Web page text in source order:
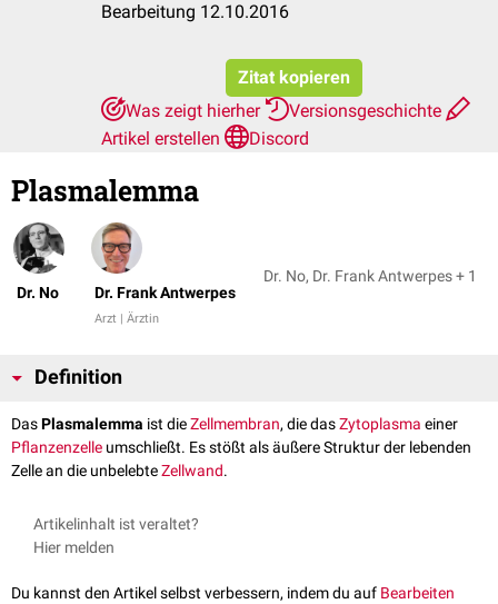
Bearbeitung 12.10.2016
Zitat kopieren
Was zeigt hierher
Versionsgeschichte
Artikel erstellen
Discord
Plasmalemma
Dr. No Dr. Frank Antwerpes
Arzt | Ärztin
Dr. No, Dr. Frank Antwerpes + 1
Definition
DasPlasmalemma ist dieZellmembran, die dasZytoplasma einer
Pflanzenzelle umschließt. Es stößt als äußere Struktur der lebenden
Zelle an die unbelebteZellwand.
Artikelinhalt ist veraltet?
Hier melden
Du kannst den Artikel selbst verbessern, indem du auf Bearbeiten